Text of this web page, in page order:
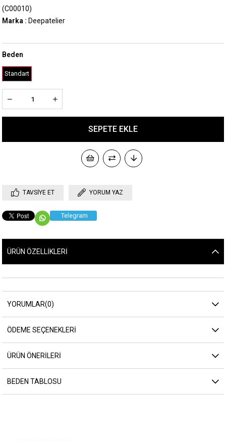
(C00010)
Marka : Deepatelier
Beden
Standart
TAVSIYE ET YORUM YAZ
Telegram
ÜRÜN ÖZELLIKLERI
YORUMLAR(0)
ÖDEME SEÇENEKLERI
ÜRÜN ÖNERILERI
BEDEN TABLOSU